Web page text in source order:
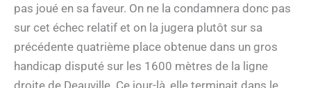
pas joué en sa faveur. On ne la condamnera donc pas
sur cet échec relatif et on la jugera plutôt sur sa
précédente quatrième place obtenue dans un gros
handicap disputé sur les 1600 mètres de la ligne
droite de Deauville. Ce jour-là, elle terminait dans le